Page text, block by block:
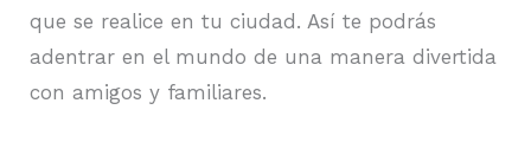
que se realice en tu ciudad. Así te podrás
adentrar en el mundo de una manera divertida
con amigos y familiares.